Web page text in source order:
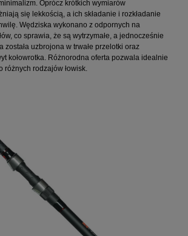
Oprócz krótkich wymiarów
się lekkością, a ich składanie i rozkładanie
Wędziska wykonano z odpornych na
co sprawia, że są wytrzymałe, a jednocześnie
została uzbrojona w trwałe przelotki oraz
kołowrotka. Różnorodna oferta pozwala idealnie
różnych rodzajów łowisk.